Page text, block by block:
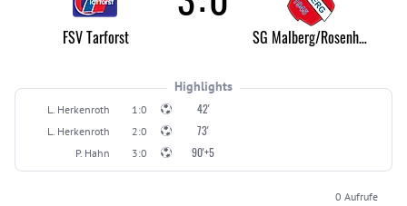
FSV Tarforst SG Malberg/Rosenheim
Highlights
L. Herkenroth 1:0 42'
L. Herkenroth 2:0 73'
P. Hahn 3:0 90'+5
0 Aufrufe